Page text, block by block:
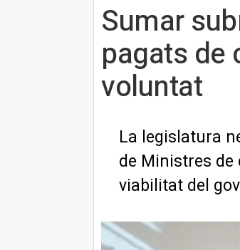
Sumar
pagats de
voluntat
La legislatura
de Ministres
viabilitat del